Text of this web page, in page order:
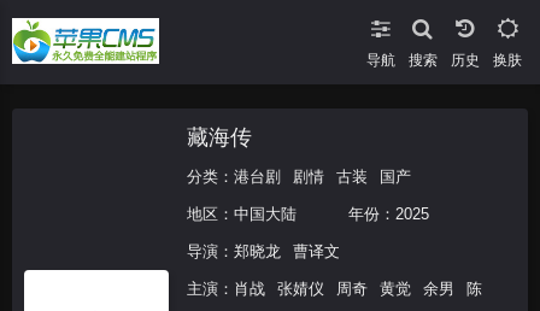
导航 搜索 换肤
藏海传
分类： 港台剧 剧情 古装 国产
地区： 中国大陆 年份： 2025
导演： 郑晓龙 曹译文
主演： 肖战 张婧仪 周奇 黄觉 余男
陈